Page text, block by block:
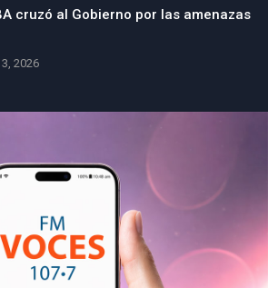
cruzó al Gobierno por las amenazas
2026